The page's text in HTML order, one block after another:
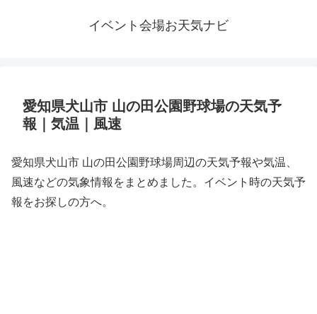
イベント会場お天気ナビ
愛知県犬山市 山の田公園野球場の天気予
報｜気温｜風速
愛知県犬山市 山の田公園野球場周辺の天気予報や気温、
風速などの気象情報をまとめました。イベント時の天気予
報をお探しの方へ。